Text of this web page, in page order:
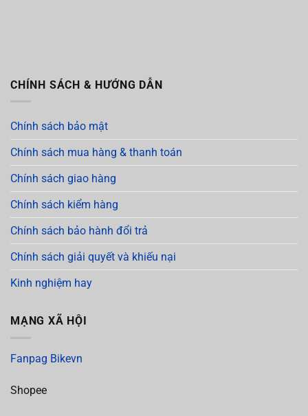
CHÍNH SÁCH & HƯỚNG DẪN
Chính sách bảo mật
Chính sách mua hàng & thanh toán
Chính sách giao hàng
Chính sách kiểm hàng
Chính sách bảo hành đổi trả
Chính sách giải quyết và khiếu nại
Kinh nghiệm hay
MẠNG XÃ HỘI
Fanpag Bikevn
Shopee